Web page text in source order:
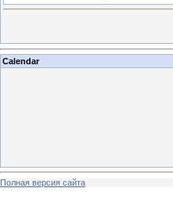
Calendar
Полная версия сайта